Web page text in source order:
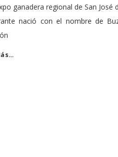
ganadera regional de San José
nació con el nombre de